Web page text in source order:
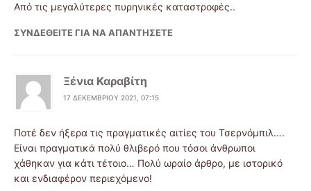
Από τις μεγαλύτερες πυρηνικές καταστροφές..
ΣΥΝΔΕΘΕΊΤΕ ΓΙΑ ΝΑ ΑΠΑΝΤΉΣΕΤΕ
Ξένια Καραβίτη
17 ΔΕΚΕΜΒΡΊΟΥ 2021, 07:15
Ποτέ δεν ήξερα τις πραγματικές αιτίες του Τσερνόμπιλ….
Είναι πραγματικά πολύ θλιβερό που τόσοι άνθρωποι
χάθηκαν για κάτι τέτοιο… Πολύ ωραίο άρθρο, με ιστορικό
και ενδιαφέρον περιεχόμενο!